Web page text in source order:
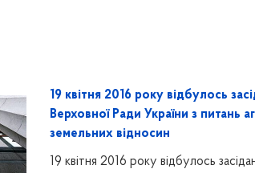
19 квітня 2016 року відбулось
Верховної Ради України з питань
земельних відносин
19 квітня 2016 року відбулось